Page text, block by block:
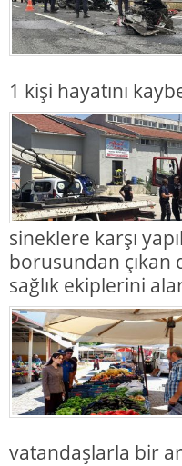
1 kişi hayatını
sineklere karşı
borusundan çıkan
sağlık ekiplerini
vatandaşlarla bir